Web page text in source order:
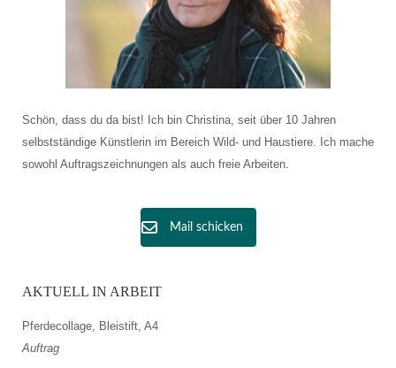
Schön, dass du da bist! Ich bin Christina, seit über 10 Jahren
selbstständige Künstlerin im Bereich Wild- und Haustiere. Ich mache
sowohl Auftragszeichnungen als auch freie Arbeiten.
Mail schicken
AKTUELL IN ARBEIT
Pferdecollage, Bleistift, A4
Auftrag